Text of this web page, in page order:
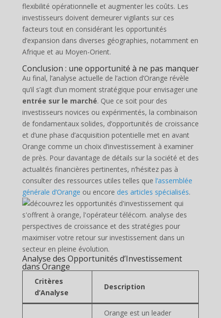
flexibilité opérationnelle et augmenter les coûts. Les
investisseurs doivent demeurer vigilants sur ces
facteurs tout en considérant les opportunités
d’expansion dans diverses géographies, notamment en
Afrique et au Moyen-Orient.
Conclusion : une opportunité à ne pas manquer
Au final, l’analyse actuelle de l’action d’Orange révèle
qu’il s’agit d’un moment stratégique pour envisager une
entrée sur le marché. Que ce soit pour des
investisseurs novices ou expérimentés, la combinaison
de fondamentaux solides, d’opportunités de croissance
et d’une phase d’acquisition potentielle met en avant
Orange comme un choix d’investissement à examiner
de près. Pour davantage de détails sur la société et des
actualités financières pertinentes, n’hésitez pas à
consulter des ressources utiles telles que l’assemblée
générale d’Orange ou encore des articles spécialisés.
Analyse des Opportunités d’Investissement
dans Orange
Critères
d’Analyse
Description
Orange est un leader